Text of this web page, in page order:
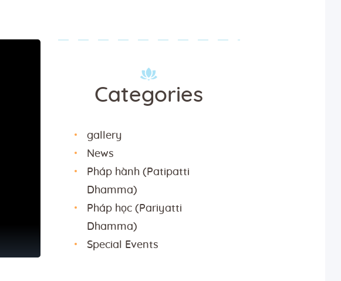
Categories
gallery
News
Pháp hành (Patipatti
Dhamma)
Pháp học (Pariyatti
Dhamma)
Special Events